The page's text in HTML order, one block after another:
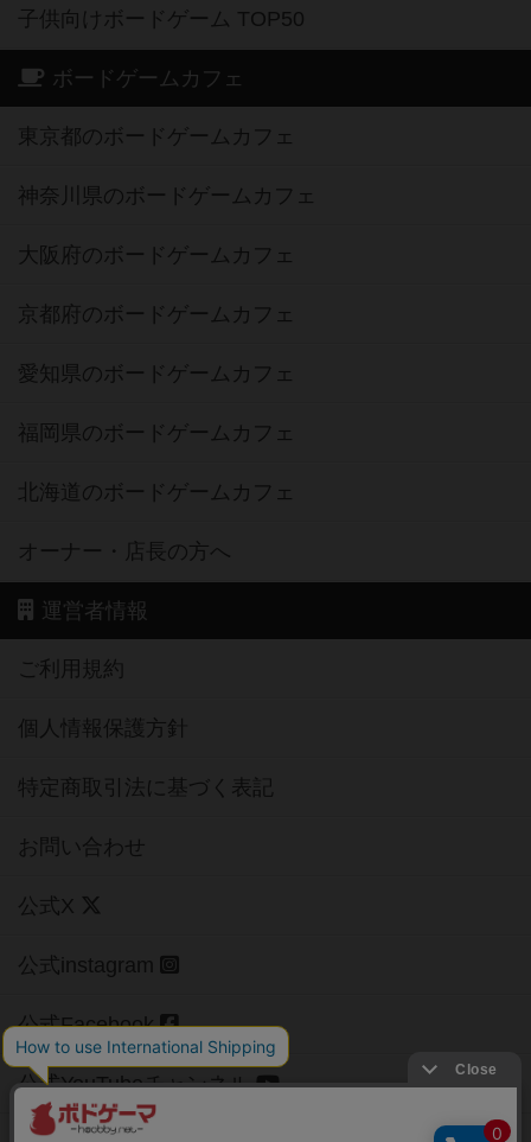
子供向けボードゲーム TOP50
ボードゲームカフェ
東京都のボードゲームカフェ
神奈川県のボードゲームカフェ
大阪府のボードゲームカフェ
京都府のボードゲームカフェ
愛知県のボードゲームカフェ
福岡県のボードゲームカフェ
北海道のボードゲームカフェ
オーナー・店長の方へ
運営者情報
ご利用規約
個人情報保護方針
特定商取引法に基づく表記
お問い合わせ
公式X
公式instagram
公式Facebook
公式YouTubeチャンネル